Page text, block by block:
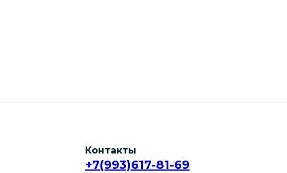
Контакты
+7(993)617-81-69